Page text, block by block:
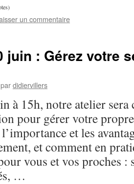
un commentaire
juin : Gérez votre
pardidiervillers
à 15h, notre atelier sera
pour gérer votre
et les
et comment en
vous et vos proches :
…